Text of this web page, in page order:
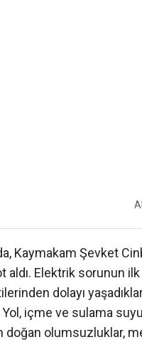
Kaymakam Şevket
Elektrik sorunun ilk
dolayı
içme ve sulama
doğan olumsuzluklar,